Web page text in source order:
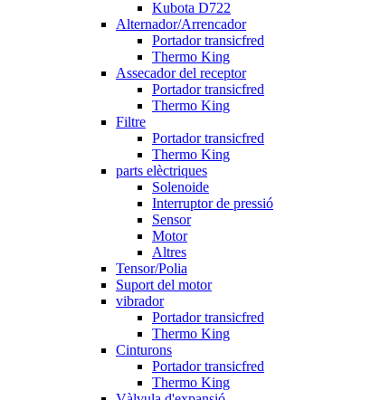
Kubota D722
Alternador/Arrencador
Portador transicfred
Thermo King
Assecador del receptor
Portador transicfred
Thermo King
Filtre
Portador transicfred
Thermo King
parts elèctriques
Solenoide
Interruptor de pressió
Sensor
Motor
Altres
Tensor/Polia
Suport del motor
vibrador
Portador transicfred
Thermo King
Cinturons
Portador transicfred
Thermo King